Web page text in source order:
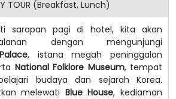
TOUR (Breakfast, Lunch)
sarapan pagi di hotel, kita akan
dengan mengunjungi
, istana megah peninggalan
National Folklore Museum, tempat
budaya dan sejarah Korea.
melewati Blue House, kediaman